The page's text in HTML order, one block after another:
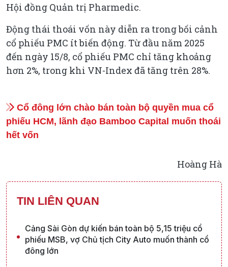
Hội đồng Quản trị Pharmedic.
Động thái thoái vốn này diễn ra trong bối cảnh
cổ phiếu PMC ít biến động. Từ đầu năm 2025
đến ngày 15/8, cổ phiếu PMC chỉ tăng khoảng
hơn 2%, trong khi VN-Index đã tăng trên 28%.
Cổ đông lớn chào bán toàn bộ quyền mua cổ
phiếu HCM, lãnh đạo Bamboo Capital muốn thoái
hết vốn
Hoàng Hà
TIN LIÊN QUAN
Cảng Sài Gòn dự kiến bán toàn bộ 5,15 triệu cổ
phiếu MSB, vợ Chủ tịch City Auto muốn thành cổ
đông lớn